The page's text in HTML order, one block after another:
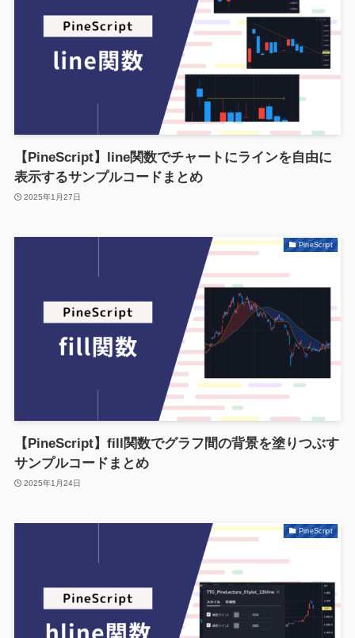
【PineScript】line関数でチャートにラインを自由に
表示するサンプルコードまとめ
2025年1月27日
PineScript
【PineScript】fill関数でグラフ間の背景を塗りつぶす
サンプルコードまとめ
2025年1月24日
PineScript